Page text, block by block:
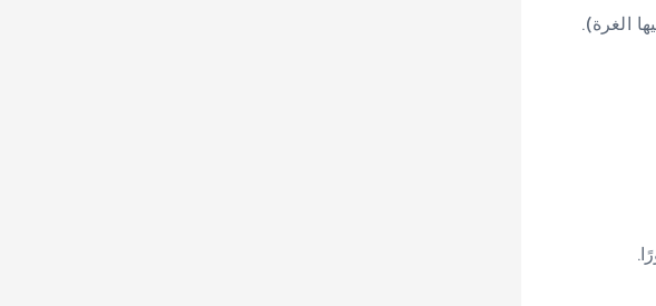
الغرة).